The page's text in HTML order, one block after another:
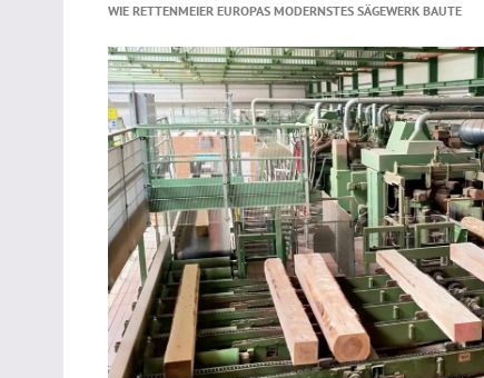
WIE RETTENMEIER EUROPAS MODERNSTES SÄGEWERK BAUTE